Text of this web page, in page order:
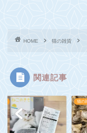
HOME 猫の雑貨
関連記事
銀太